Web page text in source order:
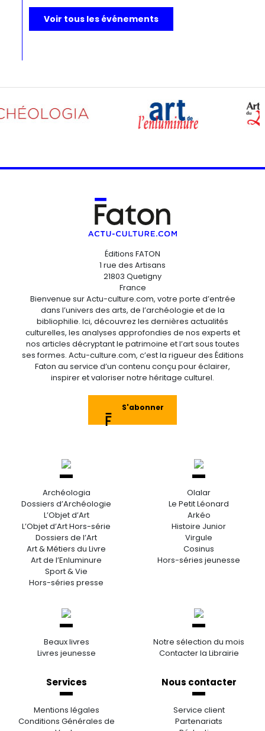
Voir tous les événements
Éditions FATON
1 rue des Artisans
21803 Quetigny
France
Bienvenue sur Actu-culture.com, votre porte d’entrée
dans l’univers des arts, de l’archéologie et de la
bibliophilie. Ici, découvrez les dernières actualités
culturelles, les analyses approfondies de nos experts et
nos articles décryptant le patrimoine et l’art sous toutes
ses formes. Actu-culture.com, c’est la rigueur des Éditions
Faton au service d’un contenu conçu pour éclairer,
inspirer et valoriser notre héritage culturel.
S'abonner
Archéologia
Dossiers d’Archéologie
L’Objet d’Art
L’Objet d’Art Hors-série
Dossiers de l’Art
Art & Métiers du Livre
Art de l’Enluminure
Sport & Vie
Hors-séries presse
Olalar
Le Petit Léonard
Arkéo
Histoire Junior
Virgule
Cosinus
Hors-séries jeunesse
Beaux livres
Livres jeunesse
Notre sélection du mois
Contacter la Librairie
Services
Mentions légales
Conditions Générales de
Nous contacter
Service client
Partenariats